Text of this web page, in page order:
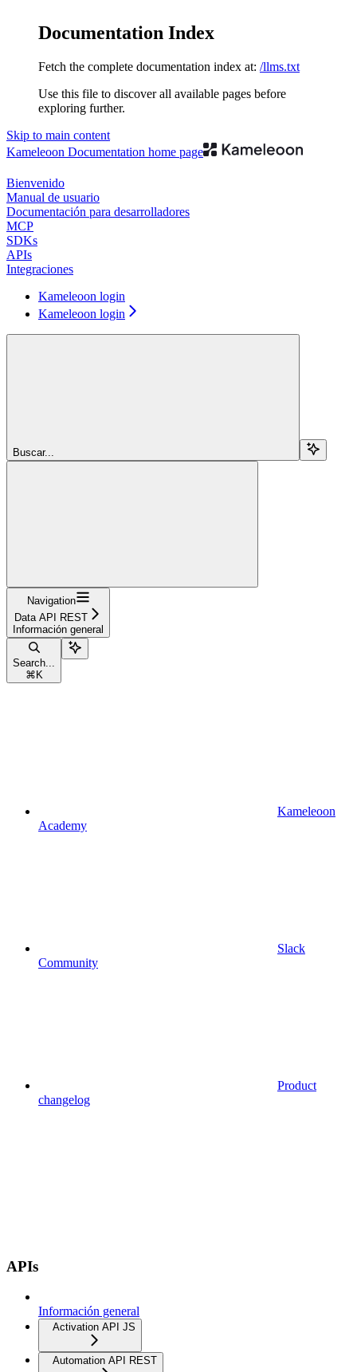
Documentation Index
Fetch the complete documentation index at: /llms.txt
Use this file to discover all available pages before
exploring further.
Skip to main content
Kameleoon Documentation home page
Bienvenido
Manual de usuario
Documentación para desarrolladores
MCP
SDKs
APIs
Integraciones
Kameleoon login
Kameleoon login
Buscar...
Navigation
Data API REST
Información general
Search...
⌘ K
Kameleoon
Academy
Slack
Community
Product
changelog
APIs
Información general
Activation API JS
Automation API REST